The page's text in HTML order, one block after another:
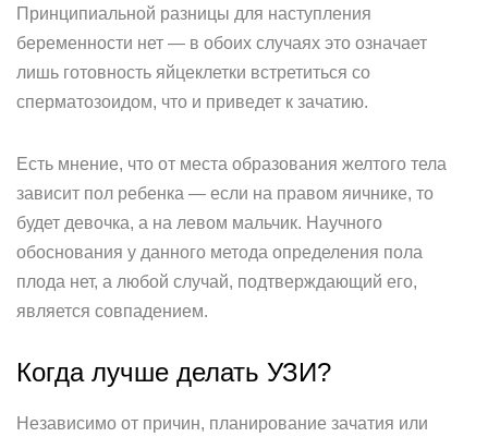
Принципиальной разницы для наступления
беременности нет — в обоих случаях это означает
лишь готовность яйцеклетки встретиться со
сперматозоидом, что и приведет к зачатию.
Есть мнение, что от места образования желтого тела
зависит пол ребенка — если на правом яичнике, то
будет девочка, а на левом мальчик. Научного
обоснования у данного метода определения пола
плода нет, а любой случай, подтверждающий его,
является совпадением.
Когда лучше делать УЗИ?
Независимо от причин, планирование зачатия или